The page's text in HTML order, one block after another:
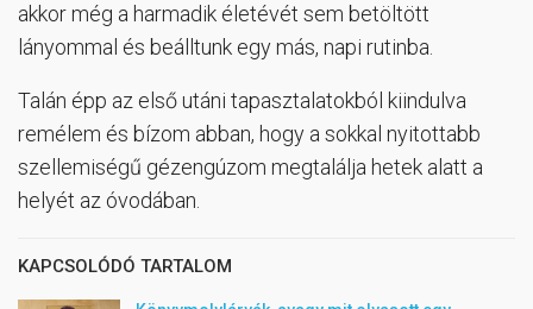
akkor még a harmadik életévét sem betöltött
lányommal és beálltunk egy más, napi rutinba.
Talán épp az első utáni tapasztalatokból kiindulva
remélem és bízom abban, hogy a sokkal nyitottabb
szellemiségű gézengúzom megtalálja hetek alatt a
helyét az óvodában.
KAPCSOLÓDÓ TARTALOM